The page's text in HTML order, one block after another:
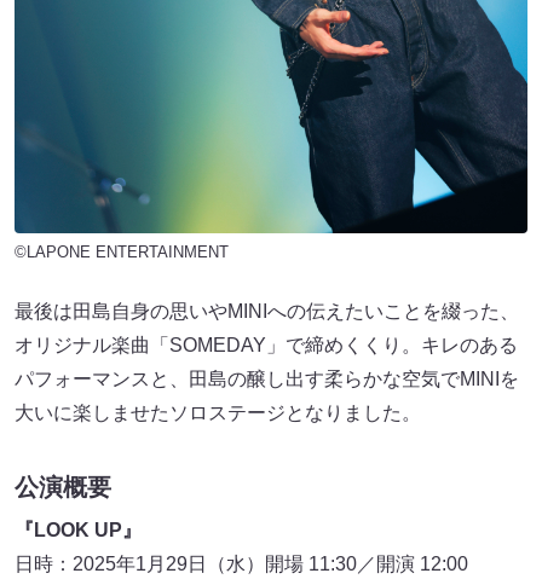
©LAPONE ENTERTAINMENT
最後は田島自身の思いやMINIへの伝えたいことを綴った、
オリジナル楽曲「SOMEDAY」で締めくくり。キレのある
パフォーマンスと、田島の醸し出す柔らかな空気でMINIを
大いに楽しませたソロステージとなりました。
公演概要
『LOOK UP』
日時：2025年1月29日（水）開場 11:30／開演 12:00